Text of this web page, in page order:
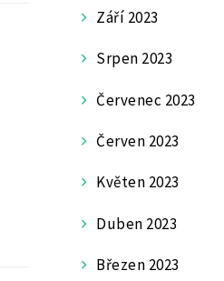
Září 2023
Srpen 2023
Červenec 2023
Červen 2023
Květen 2023
Duben 2023
Březen 2023